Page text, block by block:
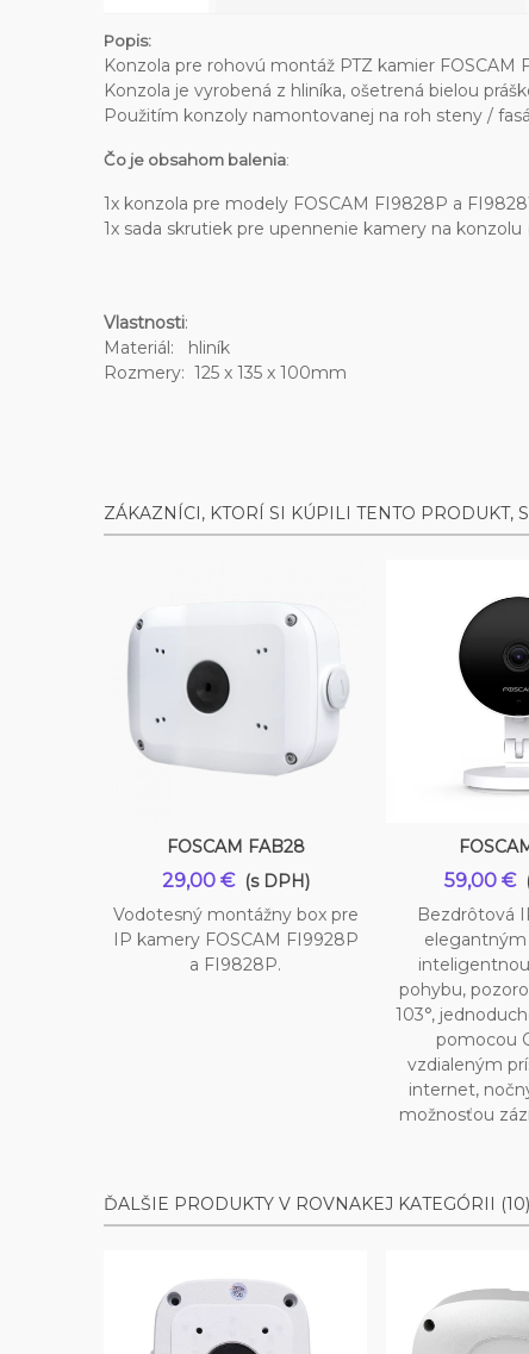
Popis:
Konzola pre rohovú montáž PTZ kamier FOSCAM
Konzola je vyrobená z hliníka, ošetrená bielou
Použitím konzoly namontovanej na roh steny /
Čo je obsahom balenia:
1x konzola pre modely FOSCAM FI9828P a
1x sada skrutiek pre upennenie kamery na
Vlastnosti:
Materiál: hliník
Rozmery: 125 x 135 x 100mm
ZÁKAZNÍCI, KTORÍ SI KÚPILI TENTO PRODUKT,
Vložiť do košíka
FOSCAM FAB28
29,00 € (s DPH)
Vodotesný montážny box pre
IP kamery FOSCAM FI9928P
a FI9828P.
59,00 €
Bezdrôtová
pohybu,
103°,
pomocou
vzdialeným
internet,
možnosťou
ĎALŠIE PRODUKTY V ROVNAKEJ KATEGÓRII (10)